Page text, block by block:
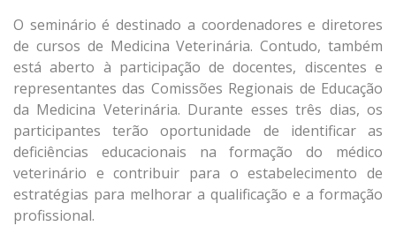
O seminário é destinado a coordenadores e diretores
de cursos de Medicina Veterinária. Contudo, também
está aberto à participação de docentes, discentes e
representantes das Comissões Regionais de Educação
da Medicina Veterinária. Durante esses três dias, os
participantes terão oportunidade de identificar as
deficiências educacionais na formação do médico
veterinário e contribuir para o estabelecimento de
estratégias para melhorar a qualificação e a formação
profissional.